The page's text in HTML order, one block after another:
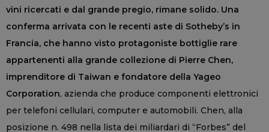
vini ricercati e dal grande pregio, rimane solido. Una
conferma arrivata con le recenti aste di Sotheby’s in
Francia, che hanno visto protagoniste bottiglie rare
appartenenti alla grande collezione di Pierre Chen,
imprenditore di Taiwan e fondatore della Yageo
Corporation, azienda che produce componenti elettronici
per telefoni cellulari, computer e automobili. Chen, alla
posizione n. 498 nella lista dei miliardari di “Forbes” del